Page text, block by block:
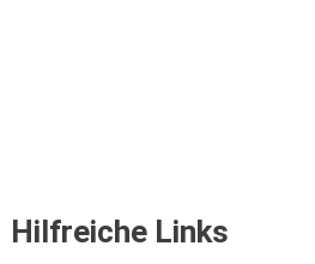
Hilfreiche Links